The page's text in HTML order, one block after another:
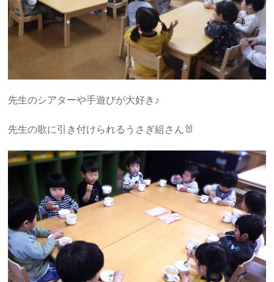
先生のシアターや手遊びが大好き♪
先生の歌に引き付けられるうさぎ組さん🐰